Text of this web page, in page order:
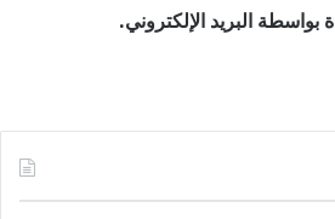
بواسطة البريد الإلكتروني.